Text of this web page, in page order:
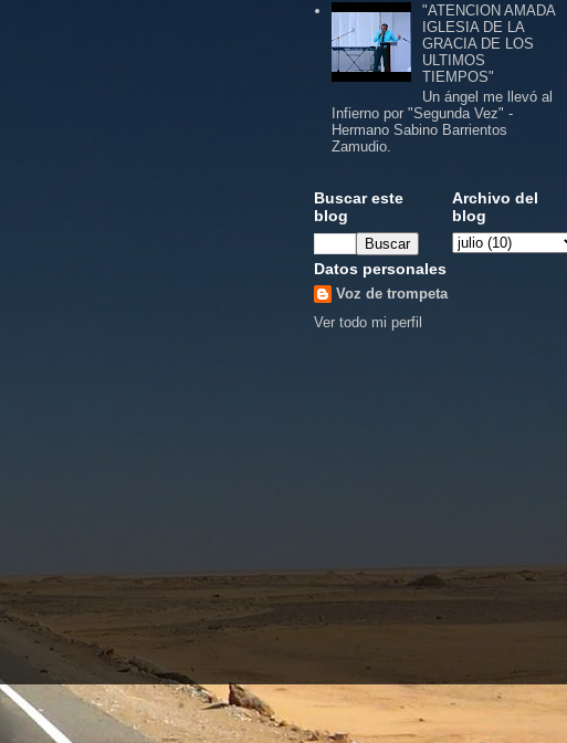
"ATENCION AMADA
IGLESIA DE LA
GRACIA DE LOS
ULTIMOS
TIEMPOS"
Un ángel me llevó al
Infierno por "Segunda Vez" -
Hermano Sabino Barrientos
Zamudio.
Buscar este
blog
Archivo del
blog
Datos personales
Voz de trompeta
Ver todo mi perfil